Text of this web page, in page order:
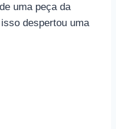
uma peça da
despertou uma